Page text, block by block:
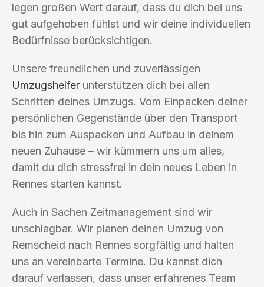
legen großen Wert darauf, dass du dich bei uns
gut aufgehoben fühlst und wir deine individuellen
Bedürfnisse berücksichtigen.
Unsere freundlichen und zuverlässigen
Umzugshelfer unterstützen dich bei allen
Schritten deines Umzugs. Vom Einpacken deiner
persönlichen Gegenstände über den Transport
bis hin zum Auspacken und Aufbau in deinem
neuen Zuhause – wir kümmern uns um alles,
damit du dich stressfrei in dein neues Leben in
Rennes starten kannst.
Auch in Sachen Zeitmanagement sind wir
unschlagbar. Wir planen deinen Umzug von
Remscheid nach Rennes sorgfältig und halten
uns an vereinbarte Termine. Du kannst dich
darauf verlassen, dass unser erfahrenes Team